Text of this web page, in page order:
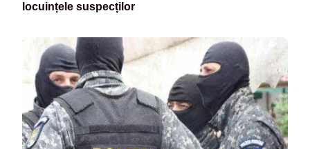
locuințele suspecților